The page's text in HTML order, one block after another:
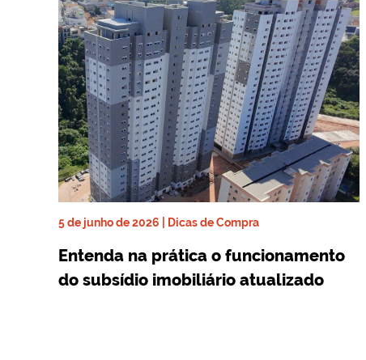
5 de junho de 2026 | Dicas de Compra
Entenda na prática o funcionamento
do subsídio imobiliário atualizado